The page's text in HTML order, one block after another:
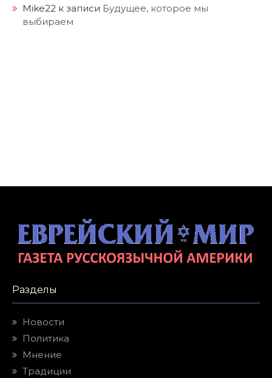
Mike22 к записи Будущее, которое мы
выбираем
Разделы
Новости
Политика
Мнение
Традиции